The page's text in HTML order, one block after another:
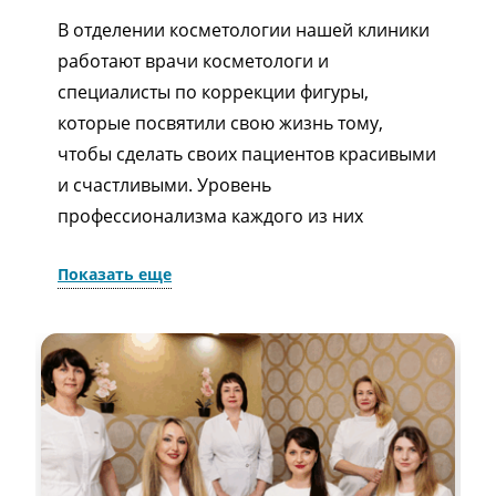
В отделении косметологии нашей клиники
работают врачи косметологи и
специалисты по коррекции фигуры,
которые посвятили свою жизнь тому,
чтобы сделать своих пациентов красивыми
и счастливыми. Уровень
профессионализма каждого из них
Показать еще